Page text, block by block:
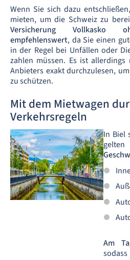
Wenn Sie sich dazu
mieten, um die Schweiz zu
Versicherung Vollkasko
empfehlenswert, da Sie einen
in der Regel bei Unfällen oder
zahlen müssen. Es ist allerdings
Anbieters exakt durchzulesen,
zu schützen.
Mit dem Mietwagen
Verkehrsregeln
In Biel
Am